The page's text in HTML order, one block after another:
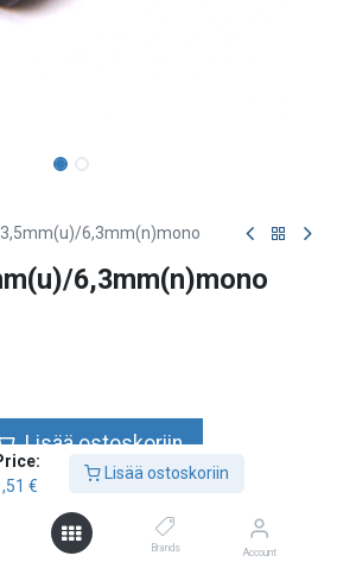
€
Lisää ostoskoriin
Brands Account
6,3mm(n)mono
6,3mm(n)mono
Lisää ostoskoriin